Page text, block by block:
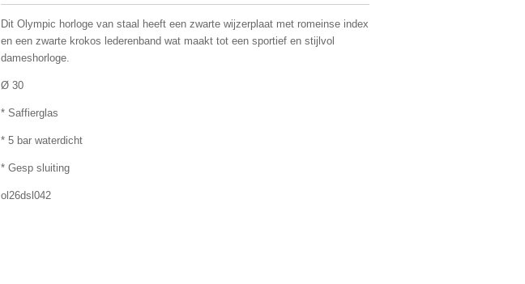
Dit Olympic horloge van staal heeft een zwarte wijzerplaat met romeinse index
en een zwarte krokos lederenband wat maakt tot een sportief en stijlvol
dameshorloge.
Ø 30
* Saffierglas
* 5 bar waterdicht
* Gesp sluiting
ol26dsl042